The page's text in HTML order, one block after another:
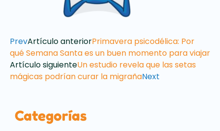
PrevArtículo anteriorPrimavera psicodélica: Por
qué Semana Santa es un buen momento para viajar
Artículo siguienteUn estudio revela que las setas
mágicas podrían curar la migrañaNext
Categorías